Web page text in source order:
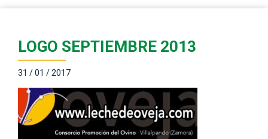
LOGO SEPTIEMBRE 2013
31 / 01 / 2017